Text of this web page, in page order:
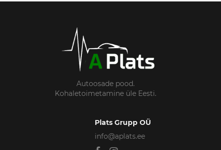
Autoosade pood.
Kohaletoimetamine üle Eesti.
Plats Grupp OÜ
info@aplats.ee